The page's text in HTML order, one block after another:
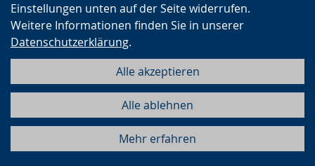
Einstellungen unten auf der Seite widerrufen.
Weitere Informationen finden Sie in unserer
Datenschutzerklärung.
Alle akzeptieren
Alle ablehnen
Mehr erfahren